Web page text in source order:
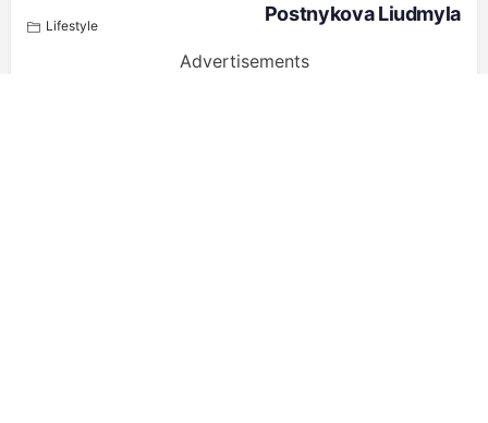
Lifestyle
Postnykova Liudmyla
Advertisements